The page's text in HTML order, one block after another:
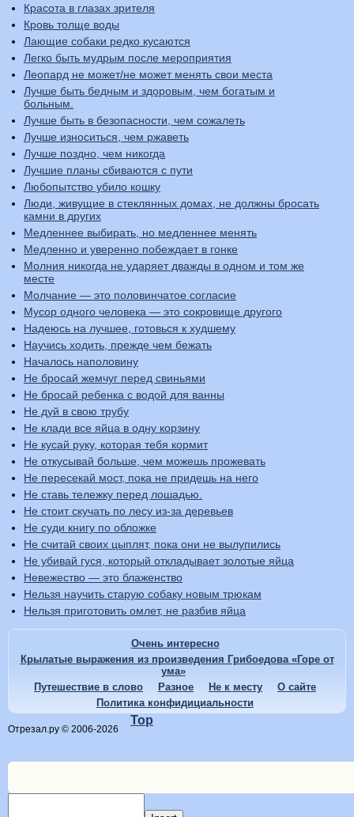
Красота в глазах зрителя
Кровь толще воды
Лающие собаки редко кусаются
Легко быть мудрым после мероприятия
Леопард не может/не может менять свои места
Лучше быть бедным и здоровым, чем богатым и
больным.
Лучше быть в безопасности, чем сожалеть
Лучше износиться, чем ржаветь
Лучше поздно, чем никогда
Лучшие планы сбиваются с пути
Любопытство убило кошку
Люди, живущие в стеклянных домах, не должны бросать
камни в других
Медленнее выбирать, но медленнее менять
Медленно и уверенно побеждает в гонке
Молния никогда не ударяет дважды в одном и том же
месте
Молчание — это половинчатое согласие
Мусор одного человека — это сокровище другого
Надеюсь на лучшее, готовься к худшему
Научись ходить, прежде чем бежать
Началось наполовину
Не бросай жемчуг перед свиньями
Не бросай ребенка с водой для ванны
Не дуй в свою трубу
Не клади все яйца в одну корзину
Не кусай руку, которая тебя кормит
Не откусывай больше, чем можешь прожевать
Не пересекай мост, пока не придешь на него
Не ставь тележку перед лошадью.
Не стоит скучать по лесу из-за деревьев
Не суди книгу по обложке
Не считай своих цыплят, пока они не вылупились
Не убивай гуся, который откладывает золотые яйца
Невежество — это блаженство
Нельзя научить старую собаку новым трюкам
Нельзя приготовить омлет, не разбив яйца
Очень интересно
Крылатые выражения из произведения Грибоедова «Горе от
ума»
Путешествие в слово
Разное Не к месту
О сайте
Политика конфидициальности
Отрезал.ру © 2006-2026
Top